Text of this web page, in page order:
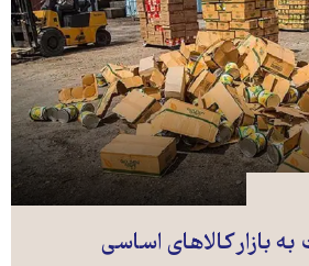
به بازار کالاهای اساسی